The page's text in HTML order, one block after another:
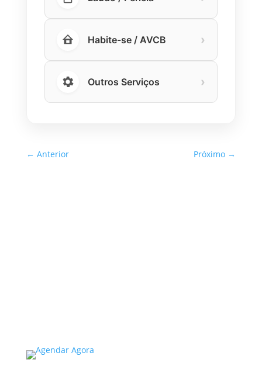
Habite-se / AVCB ›
Outros Serviços ›
← Anterior Próximo →